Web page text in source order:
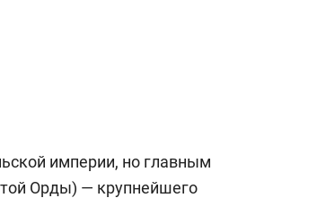
империи, но главным
Орды) — крупнейшего